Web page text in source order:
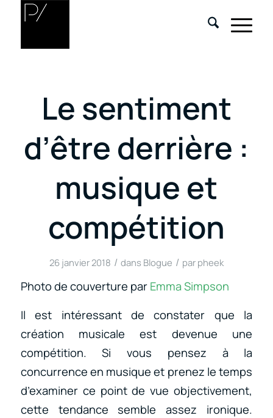
Le sentiment
d’être derrière :
musique et
compétition
26 janvier 2018 / dans Blogue / par pheek
Photo de couverture parEmma Simpson
Il est intéressant de constater que la
création musicale est devenue une
compétition. Si vous pensez à la
concurrence en musique et prenez le temps
d’examiner ce point de vue objectivement,
cette tendance semble assez ironique.